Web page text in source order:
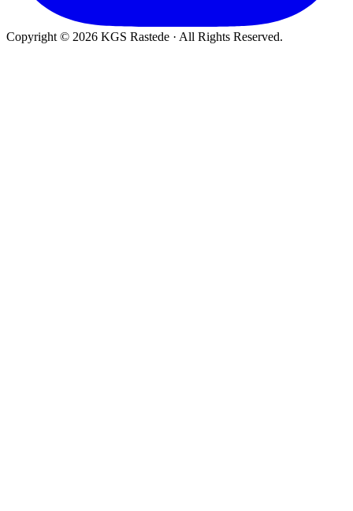
Copyright © 2026 KGS Rastede · All Rights Reserved.